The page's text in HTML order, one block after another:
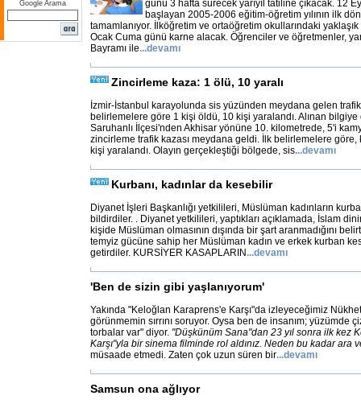
Google Arama
günü 3 hafta sürecek yarıyıl tatiline çıkacak. 12
başlayan 2005-2006 eğitim-öğretim yılının ilk
tamamlanıyor. İlköğretim ve ortaöğretim okullarındaki
Ocak Cuma günü karne alacak. Öğrenciler ve öğretmenler,
Bayramı ile...devamı
Zincirleme kaza: 1 ölü, 10 yaralı
İzmir-İstanbul karayolunda sis yüzünden meydana gelen
belirlemelere göre 1 kişi öldü, 10 kişi yaralandı. Alınan bilgiye
Saruhanlı İlçesi'nden Akhisar yönüne 10. kilometrede, 5'i
zincirleme trafik kazası meydana geldi. İlk belirlemelere
kişi yaralandı. Olayın gerçekleştiği bölgede, sis...devamı
Kurbanı, kadınlar da kesebilir
Diyanet İşleri Başkanlığı yetkilileri, Müslüman kadınların
bildirdiler. . Diyanet yetkilileri, yaptıkları açıklamada, İslam
kişide Müslüman olmasının dışında bir şart aranmadığını
temyiz gücüne sahip her Müslüman kadın ve erkek kurban
getirdiler. KURSİYER KASAPLARIN...devamı
'Ben de sizin gibi yaşlanıyorum'
Yakında "Keloğlan Karaprens'e Karşı"da izleyeceğimiz
görünmemin sırrını soruyor. Oysa ben de insanım; yüzümde
torbalar var" diyor. "Düşkünüm Sana"dan 23 yıl sonra ilk kez
Karşı"yla bir sinema filminde rol aldınız. Neden bu kadar ara
müsaade etmedi. Zaten çok uzun süren bir...devamı
Samsun ona ağlıyor